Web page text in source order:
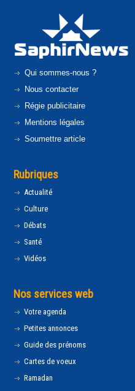
Qui sommes-nous ?
Nous contacter
Régie publicitaire
Mentions légales
Soumettre article
Rubriques
Actualité
Culture
Débats
Santé
Vidéos
Nos services web
Votre agenda
Petites annonces
Guide des prénoms
Cartes de voeux
Ramadan